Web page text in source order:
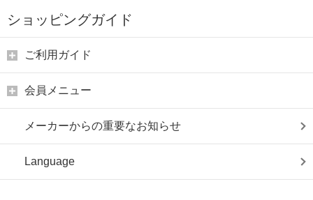
ショッピングガイド
ご利用ガイド
会員メニュー
メーカーからの重要なお知らせ
Language